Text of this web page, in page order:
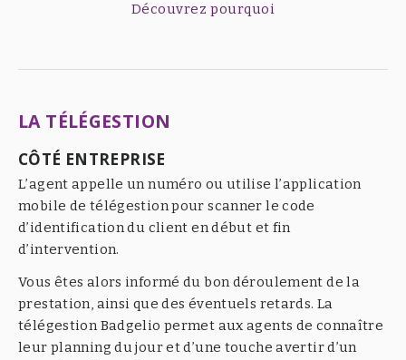
Découvrez pourquoi
LA TÉLÉGESTION
CÔTÉ ENTREPRISE
L’agent appelle un numéro ou utilise l’application
mobile de télégestion pour scanner le code
d’identification du client en début et fin
d’intervention.
Vous êtes alors informé du bon déroulement de la
prestation, ainsi que des éventuels retards. La
télégestion Badgelio permet aux agents de connaître
leur planning du jour et d’une touche avertir d’un